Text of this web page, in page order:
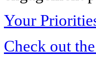
Your
Check out